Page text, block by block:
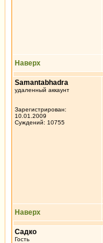
Наверх
Samantabhadra
удаленный аккаунт
Зарегистрирован:
10.01.2009
Суждений: 10755
Наверх
Садко
Гость